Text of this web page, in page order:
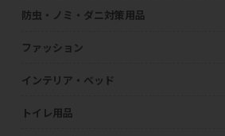
防虫・ノミ・ダニ対策用品
ファッション
インテリア・ベッド
トイレ用品